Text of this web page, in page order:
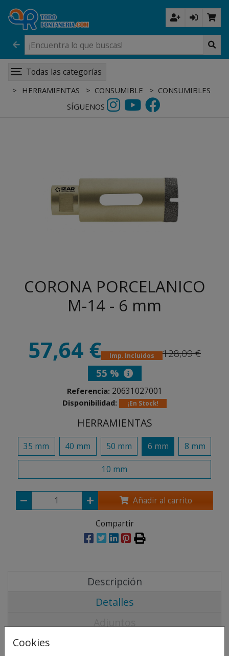
Todas las categorías
HERRAMIENTAS CONSUMIBLE
CONSUMIBLES
SÍGUENOS
CORONA PORCELANICO
M-14 - 6 mm
57,64 € Imp. Incluidos
128,09 €
55 %
Referencia: 20631027001
Disponibilidad: ¡En Stock!
HERRAMIENTAS
35 mm 40 mm 50 mm 6 mm 8 mm
10 mm
Añadir al carrito
Compartir
Descripción
Detalles
Cookies